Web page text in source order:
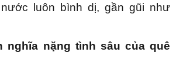
luôn bình dị, gần gũi như
nghĩa nặng tình sâu của quê